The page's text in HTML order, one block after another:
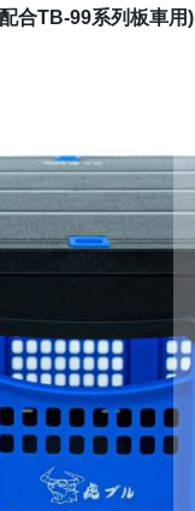
合TB-99系列板車用)